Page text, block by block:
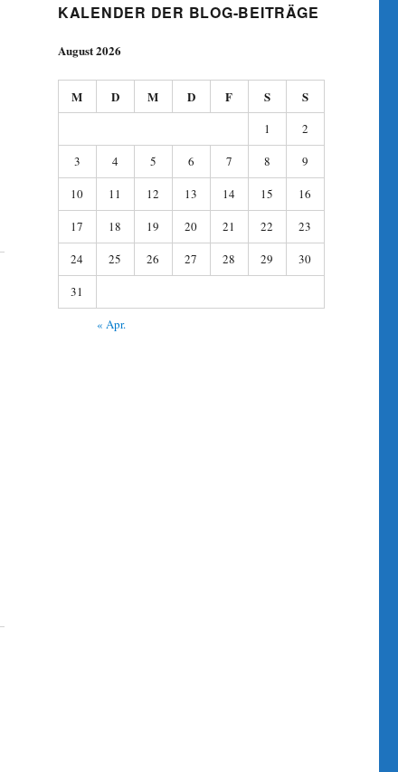
KALENDER DER BLOG-BEITRÄGE
August 2026
M D M D F S S
1
2
3
4 5 6 7 8
9
10
11 12 13 14 15
16
17
18 19 20 21 22
23
24
25 26 27 28 29
30
31
« Apr.